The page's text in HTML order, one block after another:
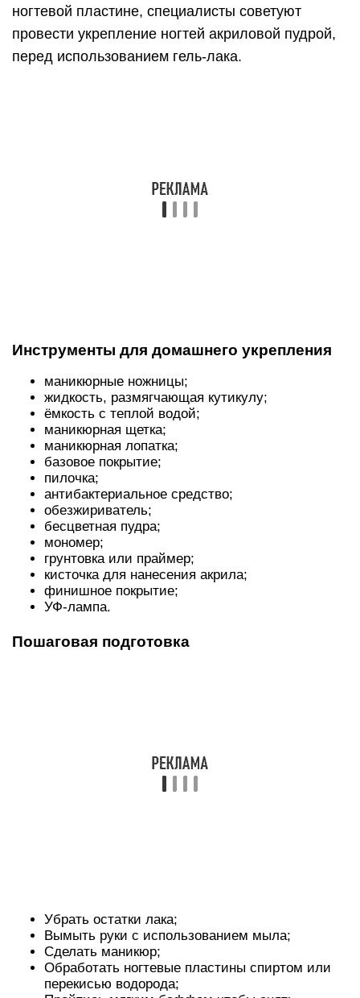
ногтевой пластине, специалисты советуют
провести укрепление ногтей акриловой пудрой,
перед использованием гель-лака.
Инструменты для домашнего укрепления
маникюрные ножницы;
жидкость, размягчающая кутикулу;
ёмкость с теплой водой;
маникюрная щетка;
маникюрная лопатка;
базовое покрытие;
пилочка;
антибактериальное средство;
обезжириватель;
бесцветная пудра;
мономер;
грунтовка или праймер;
кисточка для нанесения акрила;
финишное покрытие;
УФ-лампа.
Пошаговая подготовка
Убрать остатки лака;
Вымыть руки с использованием мыла;
Сделать маникюр;
Обработать ногтевые пластины спиртом или
перекисью водорода;